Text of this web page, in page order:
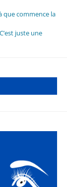
que commence la
juste une